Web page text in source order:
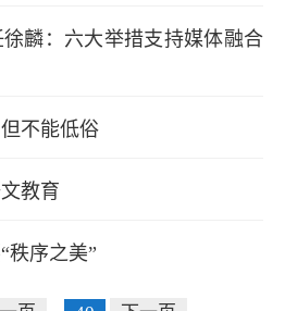
麟：六大举措支持媒体融合
不能低俗
教育
秩序之美”